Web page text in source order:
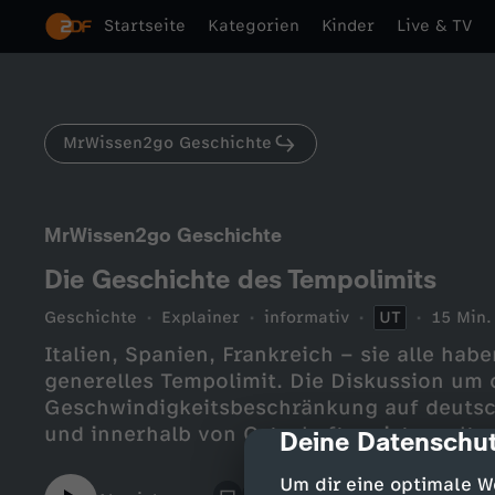
cmp-dialog-
Deine
Um dir eine optimale
Startseite Kategorien Kinder Live & TV
MrWissen2go Geschichte
MrWissen2go Geschichte
Die Geschichte des Tempolimits
Geschichte Explainer informativ UT 15 Min.
Italien, Spanien, Frankreich – sie alle
generelles Tempolimit. Die Diskussion um
Geschwindigkeitsbeschränkung auf
und innerhalb von Ortschaften, ist so alt
spannende und wechselhafte Geschichte
Straßen, blickt Mirko für euch in diesem